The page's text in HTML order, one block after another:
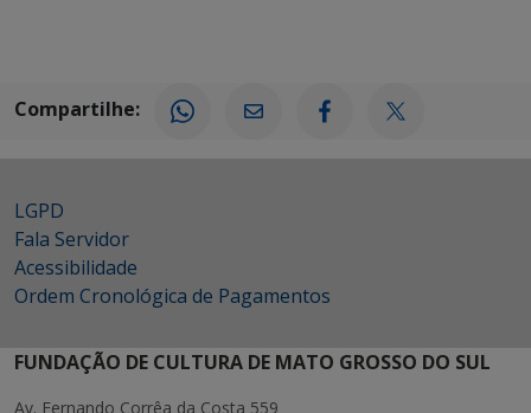
Compartilhe:
LGPD
Fala Servidor
Acessibilidade
Ordem Cronológica de Pagamentos
FUNDAÇÃO DE CULTURA DE MATO GROSSO DO SUL
Av. Fernando Corrêa da Costa 559